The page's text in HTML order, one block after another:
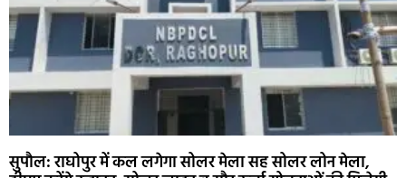
सुपौल: राघोपुर में कल लगेगा सोलर मेला सह सोलर लोन मेला,